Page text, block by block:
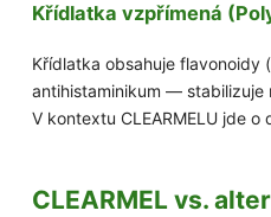
Křídlatka vzpřímená
Křídlatka obsahuje flavonoidy
antihistaminikum — stabilizuje
V kontextu CLEARMELU jde
CLEARMEL vs.